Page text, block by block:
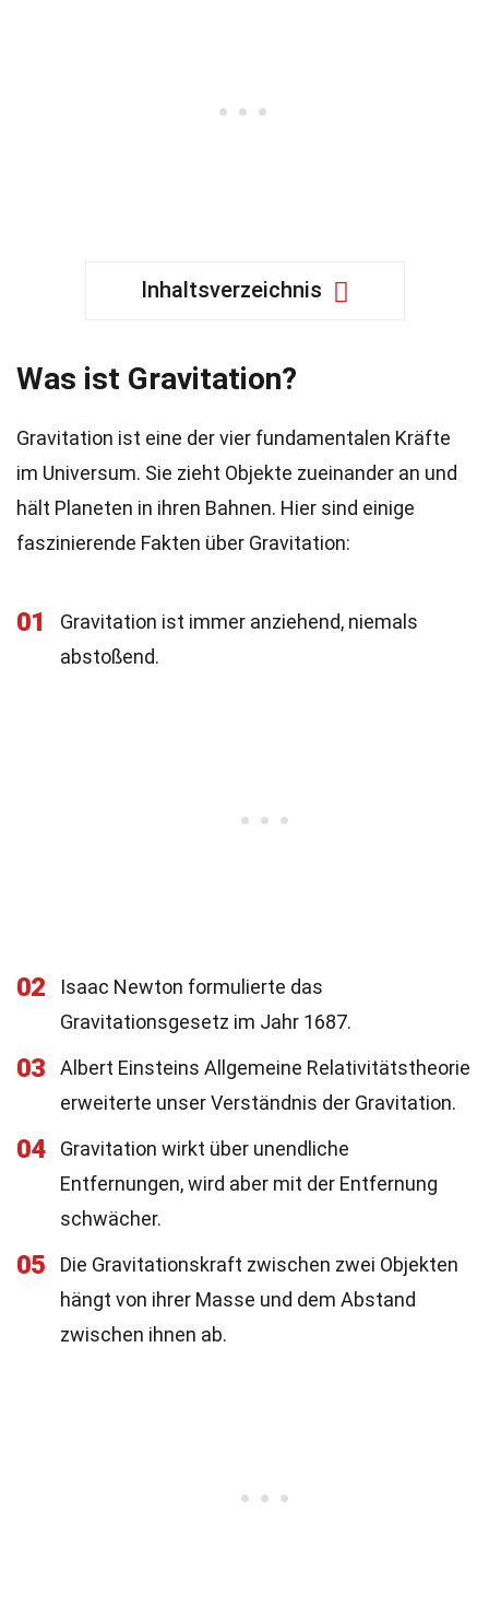
Inhaltsverzeichnis
Was ist Gravitation?
Gravitation ist eine der vier fundamentalen Kräfte
im Universum. Sie zieht Objekte zueinander an und
hält Planeten in ihren Bahnen. Hier sind einige
faszinierende Fakten über Gravitation:
01
Gravitation ist immer anziehend, niemals
abstoßend.
02
Isaac Newton formulierte das
Gravitationsgesetz im Jahr 1687.
03
Albert Einsteins Allgemeine Relativitätstheorie
erweiterte unser Verständnis der Gravitation.
04
Gravitation wirkt über unendliche
Entfernungen, wird aber mit der Entfernung
schwächer.
05
Die Gravitationskraft zwischen zwei Objekten
hängt von ihrer Masse und dem Abstand
zwischen ihnen ab.